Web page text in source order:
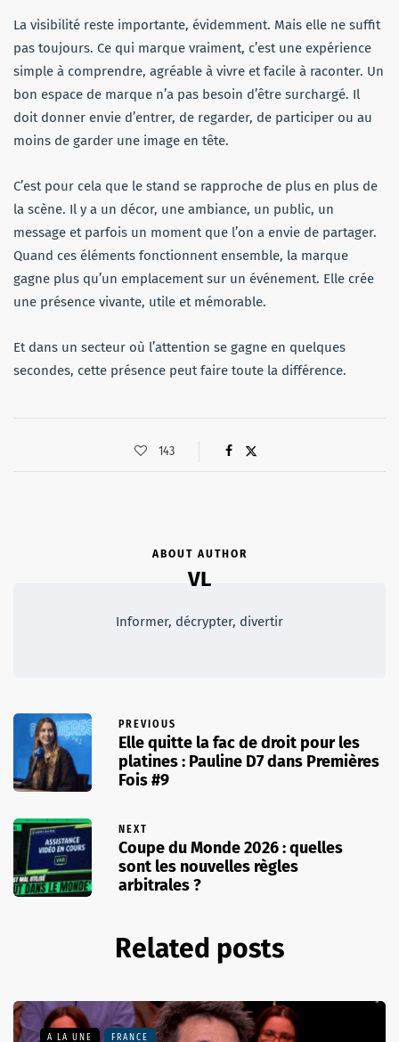
La visibilité reste importante, évidemment. Mais elle ne suffit
pas toujours. Ce qui marque vraiment, c’est une expérience
simple à comprendre, agréable à vivre et facile à raconter. Un
bon espace de marque n’a pas besoin d’être surchargé. Il
doit donner envie d’entrer, de regarder, de participer ou au
moins de garder une image en tête.
C’est pour cela que le stand se rapproche de plus en plus de
la scène. Il y a un décor, une ambiance, un public, un
message et parfois un moment que l’on a envie de partager.
Quand ces éléments fonctionnent ensemble, la marque
gagne plus qu’un emplacement sur un événement. Elle crée
une présence vivante, utile et mémorable.
Et dans un secteur où l’attention se gagne en quelques
secondes, cette présence peut faire toute la différence.
143
ABOUT AUTHOR
VL
Informer, décrypter, divertir
PREVIOUS
Elle quitte la fac de droit pour les
platines : Pauline D7 dans Premières
Fois #9
NEXT
Coupe du Monde 2026 : quelles
sont les nouvelles règles
arbitrales ?
Related posts
A LA UNE FRANCE